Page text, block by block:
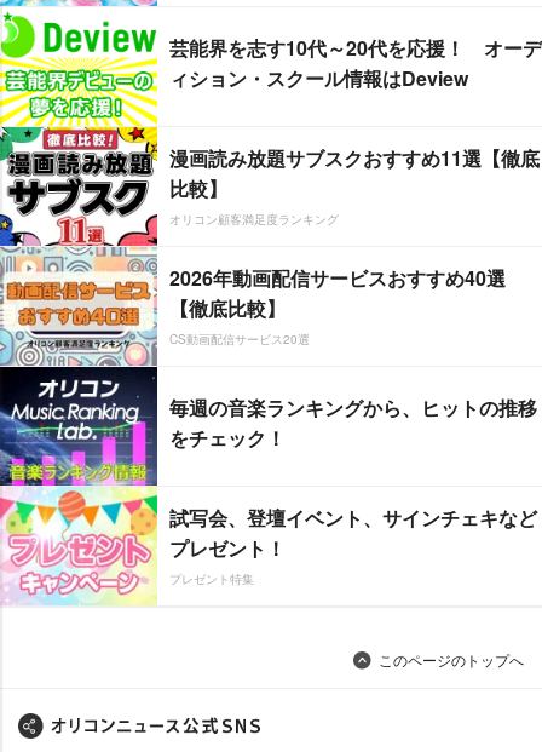
芸能界を志す10代～20代を応援！ オーデ
ィション・スクール情報はDeview
漫画読み放題サブスクおすすめ11選【徹底
比較】
オリコン顧客満足度ランキング
2026年動画配信サービスおすすめ40選
【徹底比較】
CS動画配信サービス20選
毎週の音楽ランキングから、ヒットの推移
をチェック！
試写会、登壇イベント、サインチェキなど
プレゼント！
プレゼント特集
このページのトップへ